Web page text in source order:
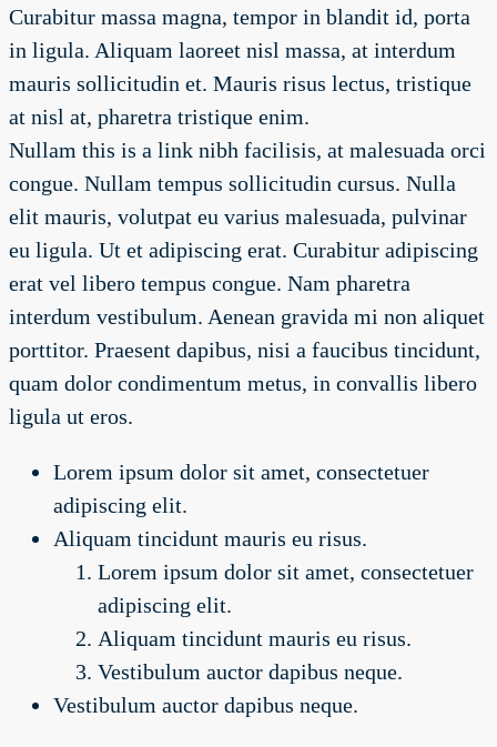
Curabitur massa magna, tempor in blandit id, porta
in ligula. Aliquam laoreet nisl massa, at interdum
mauris sollicitudin et. Mauris risus lectus, tristique
at nisl at, pharetra tristique enim.
Nullam this is a link nibh facilisis, at malesuada orci
congue. Nullam tempus sollicitudin cursus. Nulla
elit mauris, volutpat eu varius malesuada, pulvinar
eu ligula. Ut et adipiscing erat. Curabitur adipiscing
erat vel libero tempus congue. Nam pharetra
interdum vestibulum. Aenean gravida mi non aliquet
porttitor. Praesent dapibus, nisi a faucibus tincidunt,
quam dolor condimentum metus, in convallis libero
ligula ut eros.
Lorem ipsum dolor sit amet, consectetuer
adipiscing elit.
Aliquam tincidunt mauris eu risus.
Lorem ipsum dolor sit amet, consectetuer
adipiscing elit.
Aliquam tincidunt mauris eu risus.
Vestibulum auctor dapibus neque.
Vestibulum auctor dapibus neque.